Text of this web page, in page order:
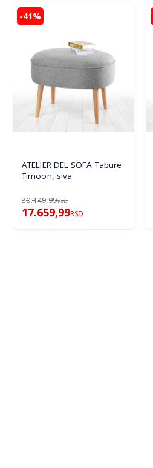
-41%
ATELIER DEL SOFA Tabure
Timoon, siva
30.149,99RSD
17.659,99RSD